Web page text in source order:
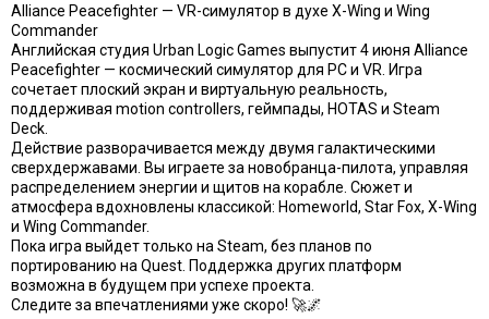
Alliance Peacefighter — VR-симулятор в духе X-Wing и Wing
Commander
Английская студия Urban Logic Games выпустит 4 июня Alliance
Peacefighter — космический симулятор для PC и VR. Игра
сочетает плоский экран и виртуальную реальность,
поддерживая motion controllers, геймпады, HOTAS и Steam
Deck.
Действие разворачивается между двумя галактическими
сверхдержавами. Вы играете за новобранца-пилота, управляя
распределением энергии и щитов на корабле. Сюжет и
атмосфера вдохновлены классикой: Homeworld, Star Fox, X-Wing
и Wing Commander.
Пока игра выйдет только на Steam, без планов по
портированию на Quest. Поддержка других платформ
возможна в будущем при успехе проекта.
Следите за впечатлениями уже скоро! 🚀🌌